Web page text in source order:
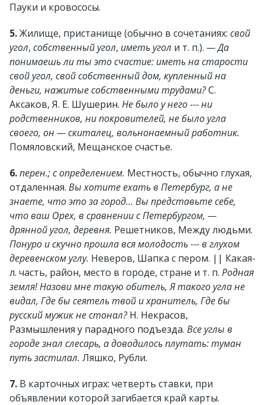
Пауки и кровососы.
5.Жилище, пристанище (обычно в сочетаниях: свой
угол, собственный угол, иметь угол и т. п.). — Да
понимаешь ли ты это счастие: иметь на старости
свой угол, свой собственный дом, купленный на
деньги, нажитые собственными трудами?С.
Аксаков, Я. Е. Шушерин. Не было у него --- ни
родственников, ни покровителей, не было угла
своего, он — скиталец, вольнонаемный работник.
Помяловский, Мещанское счастье.
6.перен.; с определением. Местность, обычно глухая,
отдаленная. Вы хотите ехать в Петербург, а не
знаете, что это за город… Вы представьте себе,
что ваш Орех, в сравнении с Петербургом, —
дрянной угол, деревня. Решетников, Между людьми.
Понуро и скучно прошла вся молодость --- в глухом
деревенском углу. Неверов, Шапка с пером. || Какая-
л. часть, район, место в городе, стране и т. п. Родная
земля! Назови мне такую обитель, Я такого угла не
видал, Где бы сеятель твой и хранитель, Где бы
русский мужик не стонал? Н. Некрасов,
Размышления у парадного подъезда. Все углы в
городе знал слесарь, а доводилось плутать: туман
путь застилал. Ляшко, Рубли.
7. В карточных играх: четверть ставки, при
объявлении которой загибается край карты.